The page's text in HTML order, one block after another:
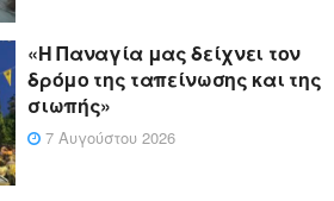
«Η Παναγία μας δείχνει τον
δρόμο της ταπείνωσης και της
σιωπής»
7 Αυγούστου 2026